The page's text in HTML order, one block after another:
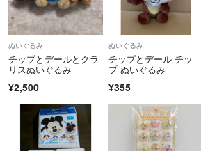
ぬいぐるみ
チップとデールとクラ
リスぬいぐるみ
¥2,500
ぬいぐるみ
チップとデール チッ
プ ぬいぐるみ
¥355